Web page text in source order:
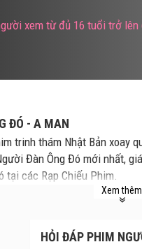
ĐÓ - A MAN
trinh thám Nhật Bản xoay
Đàn Ông Đó mới nhất,
tại các Rạp Chiếu Phim.
mới đầy yêu thương và
Hóa ra, người đàn ông
Xem thêm
xem từ đủ 16 tuổi trở lên
HỎI ĐÁP PHIM